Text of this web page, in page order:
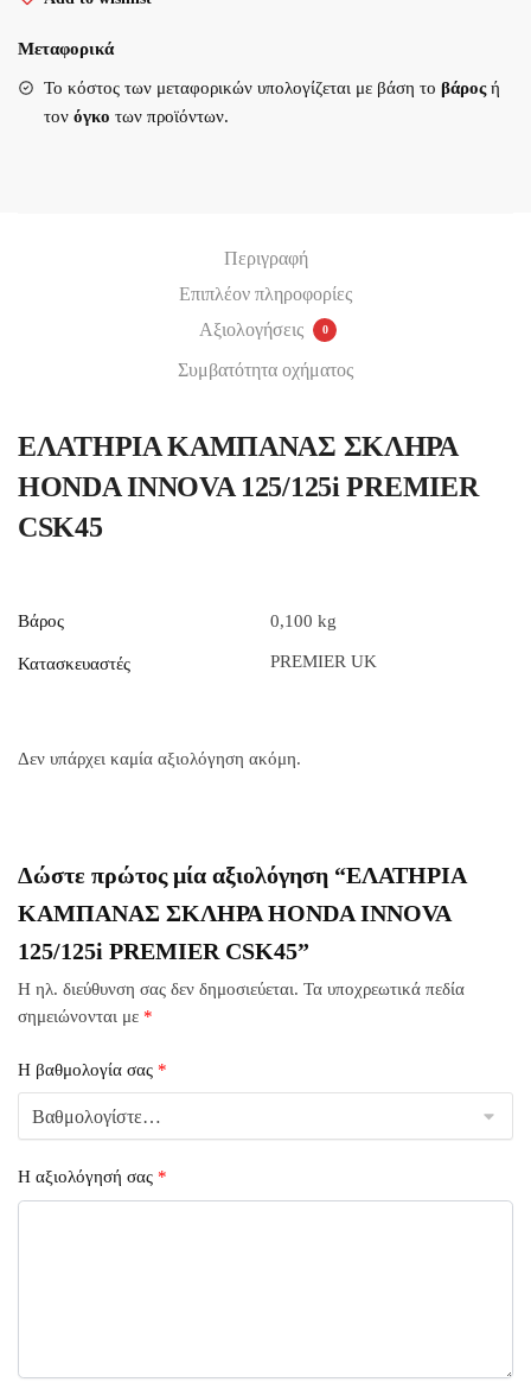
125/125i
CSK45
ποσότητα
Μεταφορικά
Το κόστος των μεταφορικών υπολογίζεται με βάση το βάροςή
τον όγκο των προϊόντων.
Περιγραφή
Επιπλέον πληροφορίες
Αξιολογήσεις
0
Συμβατότητα οχήματος
ΕΛΑΤΗΡΙΑ ΚΑΜΠΑΝΑΣ ΣΚΛΗΡΑ
HONDA INNOVA 125/125i PREMIER
CSK45
Βάρος 0,100 kg
Κατασκευαστές PREMIER UK
Δεν υπάρχει καμία αξιολόγηση ακόμη.
Δώστε πρώτος μία αξιολόγηση “ΕΛΑΤΗΡΙΑ
ΚΑΜΠΑΝΑΣ ΣΚΛΗΡΑ HONDA INNOVA
125/125i PREMIER CSK45”
Η ηλ. διεύθυνση σας δεν δημοσιεύεται. Τα υποχρεωτικά πεδία
σημειώνονται με *
Η βαθμολογία σας *
Η αξιολόγησή σας *